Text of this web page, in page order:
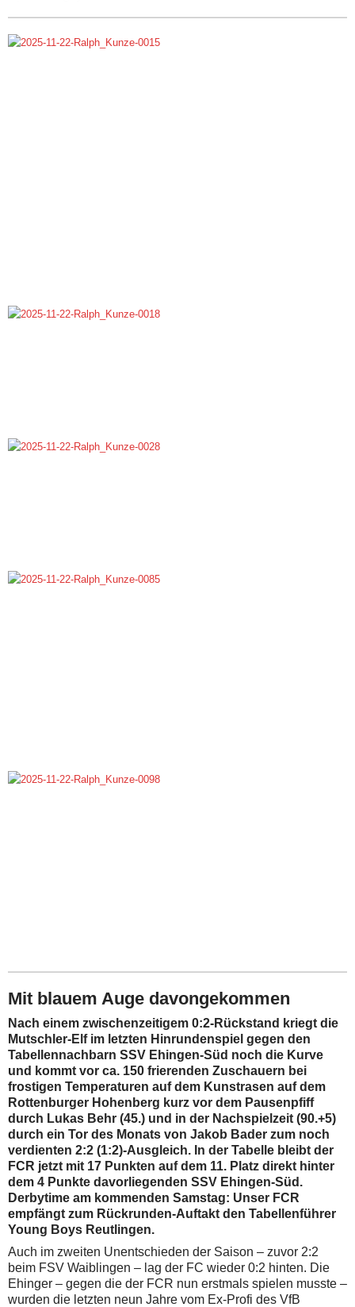
Mit blauem Auge davongekommen
Nach einem zwischenzeitigem 0:2-Rückstand kriegt die
Mutschler-Elf im letzten Hinrundenspiel gegen den
Tabellennachbarn SSV Ehingen-Süd noch die Kurve
und kommt vor ca. 150 frierenden Zuschauern bei
frostigen Temperaturen auf dem Kunstrasen auf dem
Rottenburger Hohenberg kurz vor dem Pausenpfiff
durch Lukas Behr (45.) und in der Nachspielzeit (90.+5)
durch ein Tor des Monats von Jakob Bader zum noch
verdienten 2:2 (1:2)-Ausgleich. In der Tabelle bleibt der
FCR jetzt mit 17 Punkten auf dem 11. Platz direkt hinter
dem 4 Punkte davorliegenden SSV Ehingen-Süd.
Derbytime am kommenden Samstag: Unser FCR
empfängt zum Rückrunden-Auftakt den Tabellenführer
Young Boys Reutlingen.
Auch im zweiten Unentschieden der Saison – zuvor 2:2
beim FSV Waiblingen – lag der FC wieder 0:2 hinten. Die
Ehinger – gegen die der FCR nun erstmals spielen musste –
wurden die letzten neun Jahre vom Ex-Profi des VfB